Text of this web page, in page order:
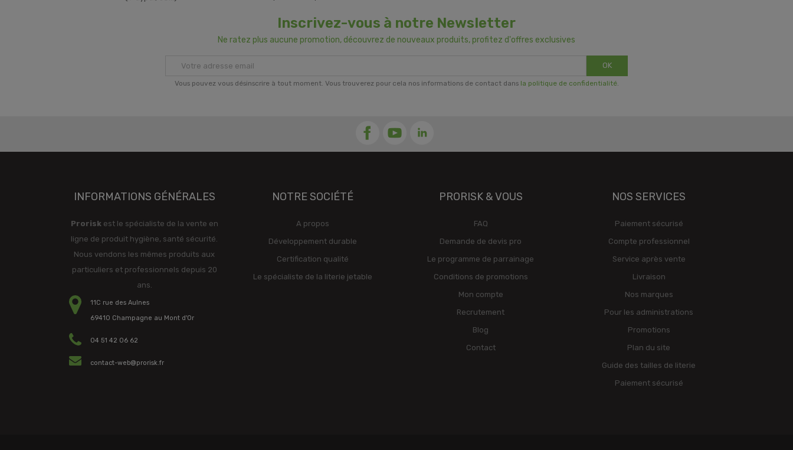
Inscrivez-vous à notre Newsletter
Ne ratez plus aucune promotion, découvrez de nouveaux produits, profitez d'offres exclusives
OK
Vous pouvez vous désinscrire à tout moment. Vous trouverez pour cela nos informations de contact dans la politique de confidentialité.
INFORMATIONS GÉNÉRALES
Proriskest le spécialiste de la vente en
ligne de produit hygiène, santé sécurité.
Nous vendons les mêmes produits aux
particuliers et professionnels depuis 20
ans.
11C rue des Aulnes
69410 Champagne au Mont d'Or
04 51 42 06 62
contact-web@prorisk.fr
NOTRE SOCIÉTÉ
A propos
Développement durable
Certification qualité
Le spécialiste de la literie jetable
PRORISK & VOUS
FAQ
Demande de devis pro
Le programme de parrainage
Conditions de promotions
Mon compte
Recrutement
Blog
Contact
NOS SERVICES
Paiement sécurisé
Compte professionnel
Service après vente
Livraison
Nos marques
Pour les administrations
Promotions
Plan du site
Guide des tailles de literie
Paiement sécurisé